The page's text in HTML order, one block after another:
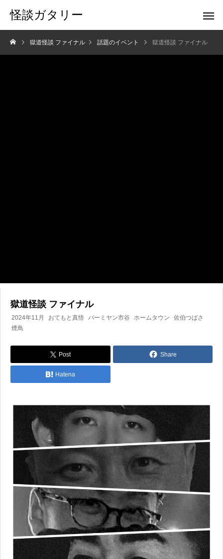
怪談ガタリー
獄道怪談 ファイナル 話題のイベント 獄道怪談 ファイナル
獄道怪談 ファイナル
2024年11月 おてもと真悟 バーミヤン市谷 ホームタウン
佐伯つばさ
煙鳥
Post Share
Hatena